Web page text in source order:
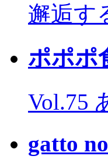
邂逅す
ポポポ
Vol.75
gatto